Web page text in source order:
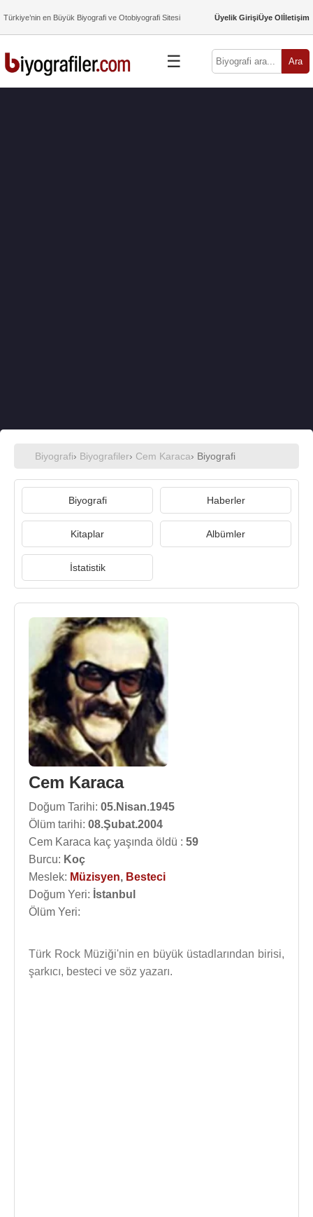
Türkiye’nin en Büyük Biyografi ve Otobiyografi Sitesi Üyelik GirişiÜye Olİletişim
☰ Ara
Biyografi› Biyografiler› Cem Karaca› Biyografi
Biyografi Haberler
Kitaplar Albümler
İstatistik
Cem Karaca
Doğum Tarihi: 05.Nisan.1945
Ölüm tarihi: 08.Şubat.2004
Cem Karaca kaç yaşında öldü : 59
Burcu: Koç
Meslek: Müzisyen, Besteci
Doğum Yeri: İstanbul
Ölüm Yeri:
Türk Rock Müziği'nin en büyük üstadlarından birisi,
şarkıcı, besteci ve söz yazarı.